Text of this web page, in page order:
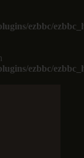
ezbbc/
ezbbc/